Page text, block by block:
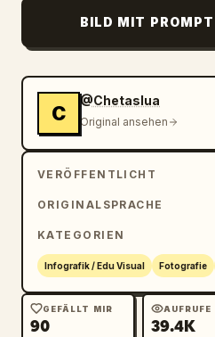
BILD MIT
C
@Chetaslua
Original ansehen
VERÖFFENTLICHT
ORIGINALSPRACHE
KATEGORIEN
Infografik / Edu Visual Fotografie
GEFÄLLT MIR
90
AUFRUFE
39.4K